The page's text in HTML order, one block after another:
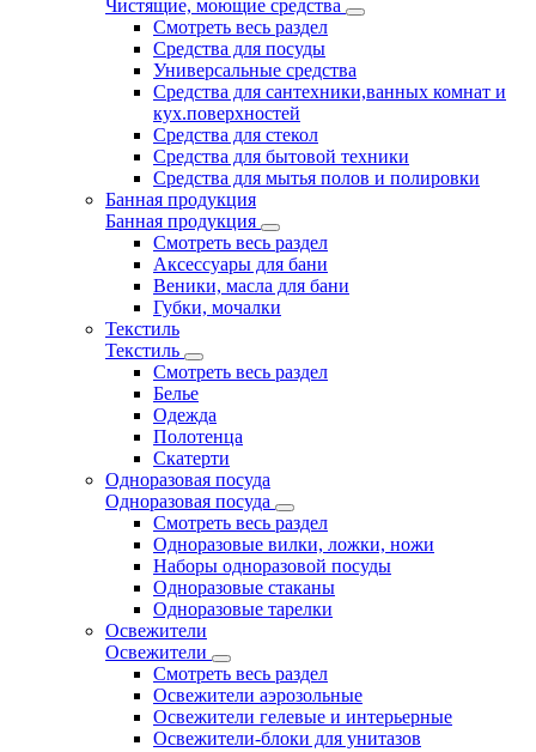
Чистящие, моющие средства
Смотреть весь раздел
Средства для посуды
Универсальные средства
Средства для сантехники,ванных комнат и
кух.поверхностей
Средства для стекол
Средства для бытовой техники
Средства для мытья полов и полировки
Банная продукция
Банная продукция
Смотреть весь раздел
Аксессуары для бани
Веники, масла для бани
Губки, мочалки
Текстиль
Текстиль
Смотреть весь раздел
Белье
Одежда
Полотенца
Скатерти
Одноразовая посуда
Одноразовая посуда
Смотреть весь раздел
Одноразовые вилки, ложки, ножи
Наборы одноразовой посуды
Одноразовые стаканы
Одноразовые тарелки
Освежители
Освежители
Смотреть весь раздел
Освежители аэрозольные
Освежители гелевые и интерьерные
Освежители-блоки для унитазов